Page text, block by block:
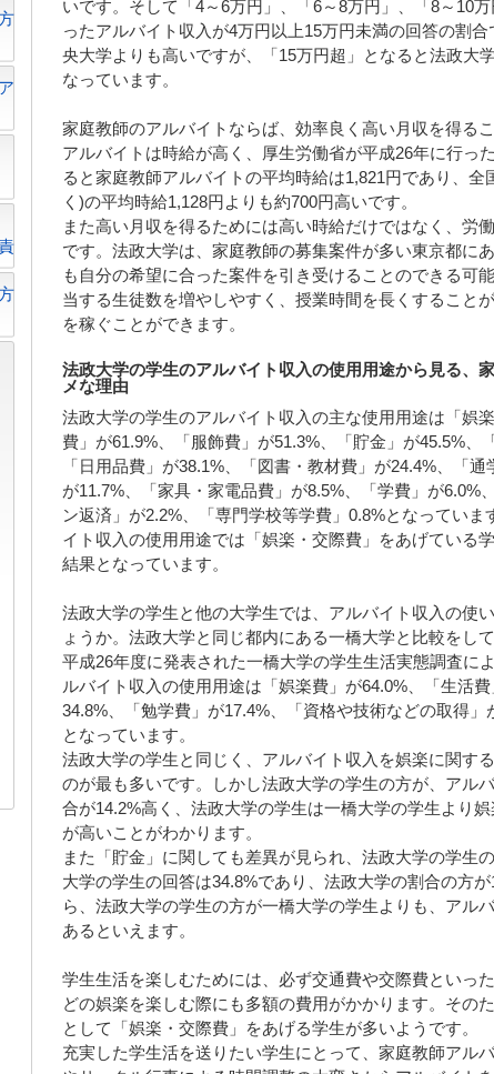
いです。そして「4～6万円」、「6～8万円」、「8～10
ったアルバイト収入が4万円以上15万円未満の回答の割
央大学よりも高いですが、「15万円超」となると法政大
なっています。
家庭教師のアルバイトならば、効率良く高い月収を得る
アルバイトは時給が高く、厚生労働省が平成26年に行っ
ると家庭教師アルバイトの平均時給は1,821円であり、
く)の平均時給1,128円よりも約700円高いです。
また高い月収を得るためには高い時給だけではなく、労
です。法政大学は、家庭教師の募集案件が多い東京都に
も自分の希望に合った案件を引き受けることのできる可
当する生徒数を増やしやすく、授業時間を長くすること
を稼ぐことができます。
法政大学の学生のアルバイト収入の使用用途から見る、
メな理由
法政大学の学生のアルバイト収入の主な使用用途は「娯
費」が61.9%、「服飾費」が51.3%、「貯金」が45.5%、
「日用品費」が38.1%、「図書・教材費」が24.4%、「通
が11.7%、「家具・家電品費」が8.5%、「学費」が6.0%
ン返済」が2.2%、「専門学校等学費」0.8%となってい
イト収入の使用用途では「娯楽・交際費」をあげている
結果となっています。
法政大学の学生と他の大学生では、アルバイト収入の使
ょうか。法政大学と同じ都内にある一橋大学と比較をして
平成26年度に発表された一橋大学の学生生活実態調査に
ルバイト収入の使用用途は「娯楽費」が64.0%、「生活
34.8%、「勉学費」が17.4%、「資格や技術などの取得」
となっています。
法政大学の学生と同じく、アルバイト収入を娯楽に関す
のが最も多いです。しかし法政大学の学生の方が、アル
合が14.2%高く、法政大学の学生は一橋大学の学生より
が高いことがわかります。
また「貯金」に関しても差異が見られ、法政大学の学生
大学の学生の回答は34.8%であり、法政大学の割合の方
ら、法政大学の学生の方が一橋大学の学生よりも、アル
あるといえます。
学生生活を楽しむためには、必ず交通費や交際費といっ
どの娯楽を楽しむ際にも多額の費用がかかります。その
として「娯楽・交際費」をあげる学生が多いようです。
充実した学生活を送りたい学生にとって、家庭教師アル